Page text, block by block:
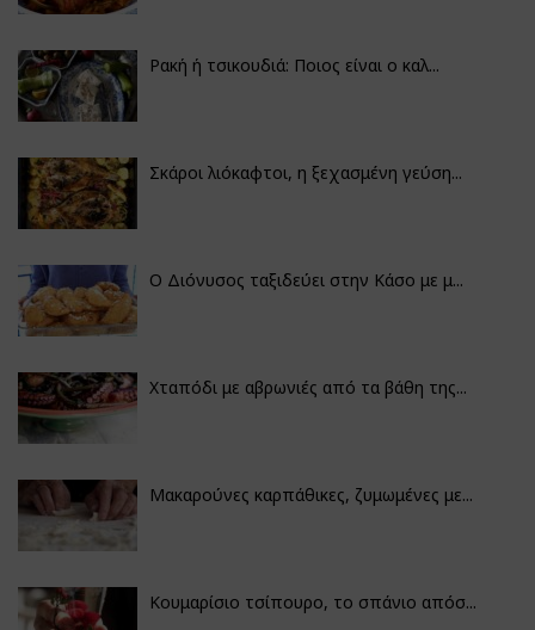
Ρακή ή τσικουδιά: Ποιος είναι ο καλ...
Σκάροι λιόκαφτοι, η ξεχασμένη γεύση...
Ο Διόνυσος ταξιδεύει στην Κάσο με μ...
Χταπόδι με αβρωνιές από τα βάθη της...
Μακαρούνες καρπάθικες, ζυμωμένες με...
Κουμαρίσιο τσίπουρο, το σπάνιο απόσ...